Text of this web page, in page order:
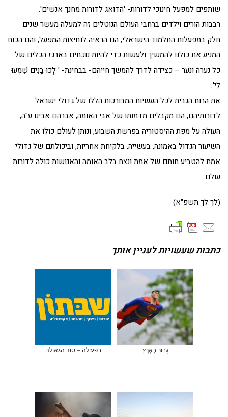
שותפים למפעל חינוכי לדורות- 'הדואג לדורות מחנך אנשים'.
רבבות הורים וילדים ברחבי העולם הנוטלים זה למעלה מעשר שנים
חלק במפעלות התלמוד הישראלי, הם הראיה לנחיצות המפעל, והם הכוח
המניע את כולנו להמשיך ולעשות כדי להיות נוכחים בארגז הכלים של
כל נערה ונער – כצידה לדרך להמשך חייהם- בבחינת- ' לְכוּ בָנִים שִׁמְעוּ
לִי'.
את הרוח הגבית לכל העשיות המבורכות הללו של גדולי ישראל
לדורותיהם, הם מקבלים מדמותו של אבי האומה, אברהם אבינו ע"ה,
העולה על מפת ההיסטוריה בפרשת השבוע, ונותן לעולם כולו את
השיעור הגדול באמונה, בעשייה, בלקיחת אחריות, וביכולתם של גדולי
אמת להטביע חותם של אמת ונצח בלב האומה והאנושות כולה לדורות
עולם.
(לך לך תשפ"א)
כתבות שעשויות לעניין אותך
גִּבּוֹר בָּאָרֶץ בפעולה – סוד הגאולה